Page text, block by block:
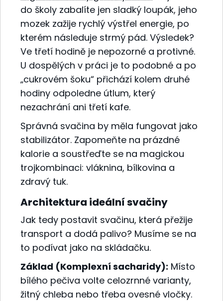
do školy zabalíte jen sladký loupák, jeho
mozek zažije rychlý výstřel energie, po
kterém následuje strmý pád. Výsledek?
Ve třetí hodině je nepozorné a protivné.
U dospělých v práci je to podobné a po
„cukrovém šoku“ přichází kolem druhé
hodiny odpoledne útlum, který
nezachrání ani třetí kafe.
Správná svačina by měla fungovat jako
stabilizátor. Zapomeňte na prázdné
kalorie a soustřeďte se na magickou
trojkombinaci: vláknina, bílkovina a
zdravý tuk.
Architektura ideální svačiny
Jak tedy postavit svačinu, která přežije
transport a dodá palivo? Musíme se na
to podívat jako na skládačku.
Základ (Komplexní sacharidy): Místo
bílého pečiva volte celozrnné varianty,
žitný chleba nebo třeba ovesné vločky.